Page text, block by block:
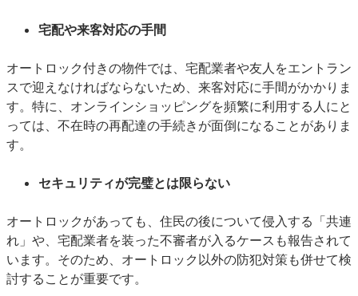
宅配や来客対応の手間
オートロック付きの物件では、宅配業者や友人をエントラン
スで迎えなければならないため、来客対応に手間がかかりま
す。特に、オンラインショッピングを頻繁に利用する人にと
っては、不在時の再配達の手続きが面倒になることがありま
す。
セキュリティが完璧とは限らない
オートロックがあっても、住民の後について侵入する「共連
れ」や、宅配業者を装った不審者が入るケースも報告されて
います。そのため、オートロック以外の防犯対策も併せて検
討することが重要です。